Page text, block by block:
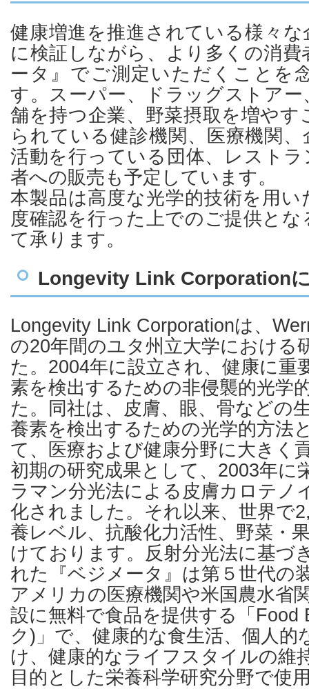
健康増進を推進されている様々
に検証しながら、より多くの消
ータ』でご測定いただくことを
す。スーパー、ドラッグストア
舗を持つ企業、野菜摂取を増や
られている健診機関、医療機関
活動を行っている団体、レスト
者への販売も予定しています。
本製品は高度な光学的技術を用
度確認を行った上でのご提供と
て承ります。
Longevity Link Corporation
Longevity Link Corporationは、
の20年間のユタ州立大学における
た。2004年に設立され、健康に重
素を検出するための非侵襲的光学
た。同社は、皮膚、眼、骨などの
養素を検出するための光学的方法
て、医療および健康分野に大きく
初期の研究成果として、2003年に
ラマン分光法による皮膚カロテノ
化されました。それ以来、世界で
養レベル、抗酸化力活性、野菜・
けております。反射分光法に基づ
れた『ベジメータ』は第５世代の
アメリカの医療機関や米国農水省
設に無料で食品を提供する「Food
ク)」で、健康的な食生活、個人的
け、健康的なライフスタイルの維
目的とした栄養科学研究分野で使